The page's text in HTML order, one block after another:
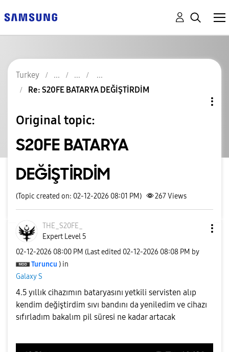
Turkey
Re: S20FE BATARYA DEĞİŞTİRDİM
Original topic:
S20FE BATARYA
DEĞİŞTİRDİM
(Topic created on: 02-12-2026 08:01 PM) 267Views
THE_S20FE_
Expert Level 5
‎02-12-2026 08:00 PM (Last edited ‎02-12-2026 08:08 PM by
Turuncu ) in
Galaxy S
4.5 yıllık cihazımın bataryasını yetkili servisten alıp
kendim değiştirdim sıvı bandını da yeniledim ve cihazı
sıfırladım bakalım pil süresi ne kadar artacak